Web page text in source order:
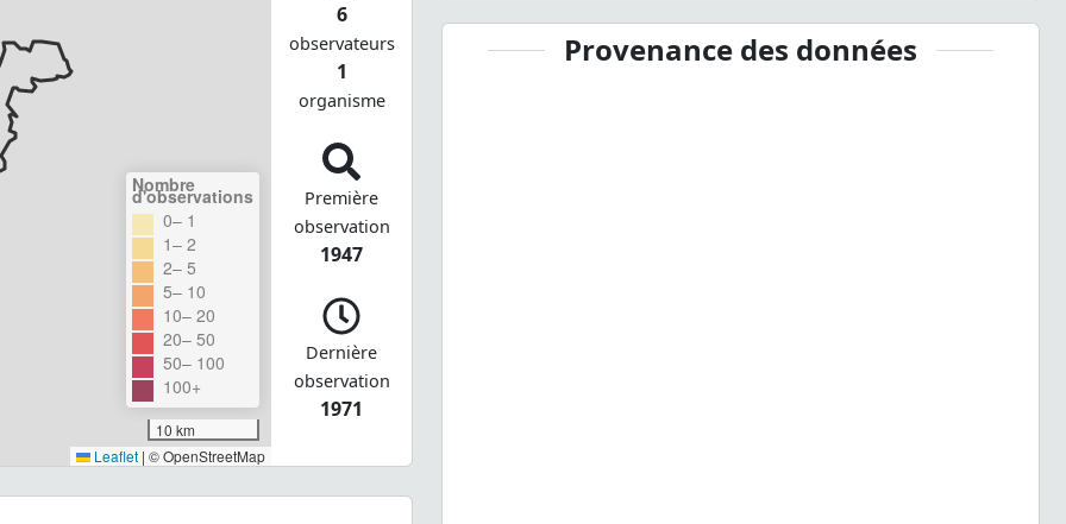
Nombre
d'observations
0– 1
1– 2
2– 5
5– 10
10– 20
20– 50
50– 100
100+
10 km
Leaflet | © OpenStreetMap
6
observateurs
1
organisme
Première
observation
1947
Dernière
observation
1971
Provenance des données